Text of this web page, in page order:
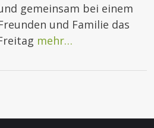
gemeinsam bei einem
und Familie das
mehr…